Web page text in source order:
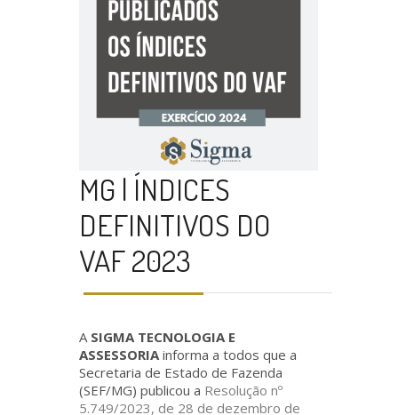
MG | ÍNDICES
DEFINITIVOS DO
VAF 2023
A SIGMA TECNOLOGIA E
ASSESSORIAinforma a todos que a
Secretaria de Estado de Fazenda
(SEF/MG) publicou a Resolução nº
5.749/2023, de 28 de dezembro de